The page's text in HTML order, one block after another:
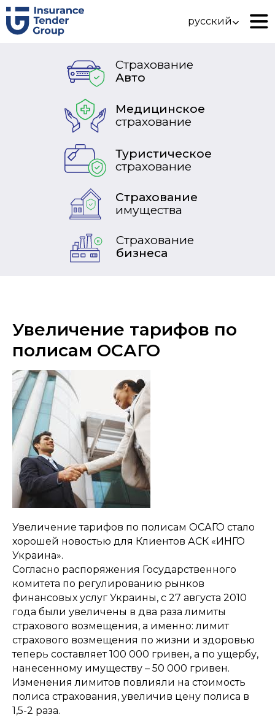
русский
Страхование
Авто
Туристическое
страхование
Страхование
бизнеса
Медицинское
страхование
Страхование
имущества
Увеличение тарифов по
полисам ОСАГО
Увеличение тарифов по полисам ОСАГО стало
хорошей новостью для Клиентов АСК «ИНГО
Украина».
Согласно распоряжения Государственного
комитета по регулированию рынков
финансовых услуг Украины, с 27 августа 2010
года были увеличены в два раза лимиты
страхового возмещения, а именно: лимит
страхового возмещения по жизни и здоровью
теперь составляет 100 000 гривен, а по ущербу,
нанесенному имуществу – 50 000 гривен.
Изменения лимитов повлияли на стоимость
полиса страхования, увеличив цену полиса в
1,5-2 раза.